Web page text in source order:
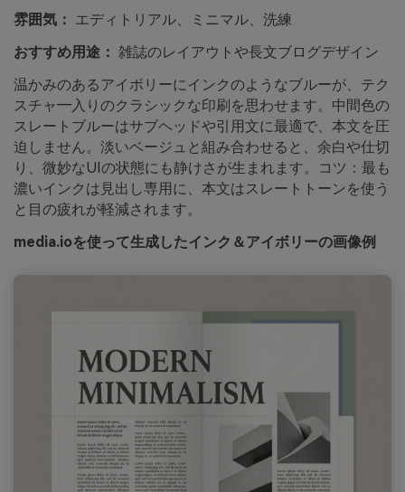
雰囲気： エディトリアル、ミニマル、洗練
おすすめ用途： 雑誌のレイアウトや長文ブログデザイン
温かみのあるアイボリーにインクのようなブルーが、テク
スチャ―入りのクラシックな印刷を思わせます。中間色の
スレートブルーはサブヘッドや引用文に最適で、本文を圧
迫しません。淡いベージュと組み合わせると、余白や仕切
り、微妙なUIの状態にも静けさが生まれます。コツ：最も
濃いインクは見出し専用に、本文はスレートトーンを使う
と目の疲れが軽減されます。
media.ioを使って生成したインク＆アイボリーの画像例